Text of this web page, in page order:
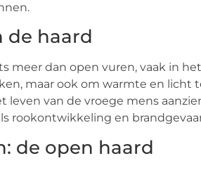
de haard
meer dan open vuren, vaak in
maar ook om warmte en licht
leven van de vroege mens
rookontwikkeling en
de open haard